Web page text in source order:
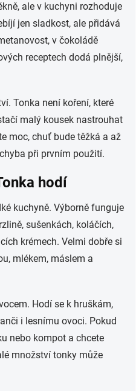
ale v kuchyni rozhoduje
jen sladkost, ale přidává
v čokoládě
receptech dodá plnější,
Tonka není koření, které
malý kousek nastrouhat
moc, chuť bude těžká a až
při prvním použití.
hodí
kuchyně. Výborně funguje
sušenkách, koláčích,
krémech. Velmi dobře si
mlékem, máslem a
Hodí se k hruškám,
i lesnímu ovoci. Pokud
nebo kompot a chcete
množství tonky může